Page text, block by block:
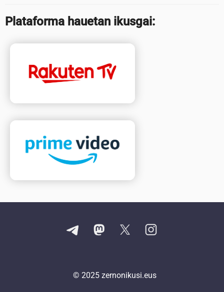
Plataforma hauetan ikusgai:
© 2025 zernonikusi.eus